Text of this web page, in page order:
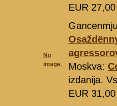
EUR
No
image.
Moskva:
izdanija.
EUR